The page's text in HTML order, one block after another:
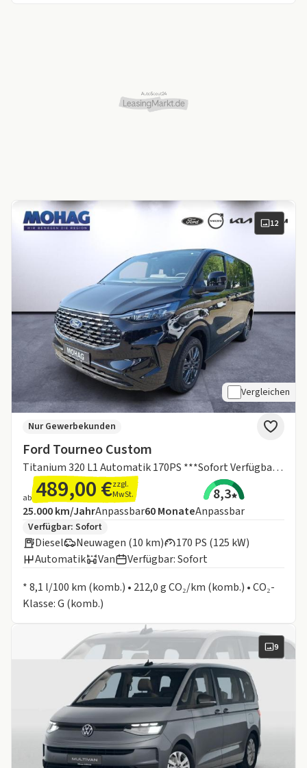
12
Vergleichen
Ford Tourneo Custom
Titanium 320 L1 Automatik 170PS ***Sofort Verfügbar***
Nur Gewerbekunden
ab 489,00 €zzgl.
MwSt.
8,3
Angebotsdetails:
Inklusive Laufleistung
25.000 km/JahrAnpassbarLaufzeit
60MonateAnpassbar
Zusätzliche Fahrzeuginformationen:
Verfügbar: Sofort
Diesel Neuwagen (10 km)
170 PS (125 kW)
Automatik
Van
Verfügbar: Sofort
* 8,1 l/100 km (komb.) • 212,0 g CO₂/km (komb.) • CO₂-
Klasse: G (komb.)
9